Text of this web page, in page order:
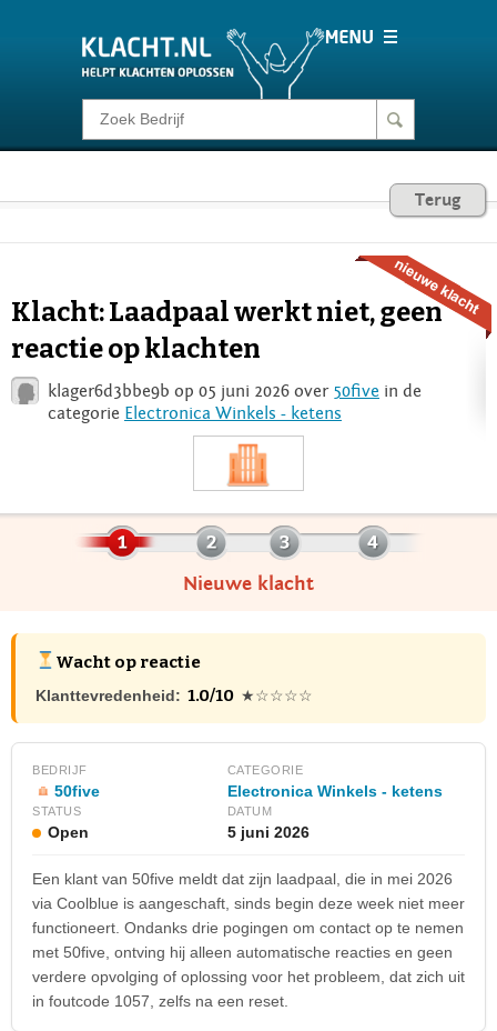
Klacht melden
Consumentenrecht
Voor Bedrijven
Login
Terug
Klacht: Laadpaal werkt niet, geen
reactie op klachten
klager6d3bbe9b op 05 juni 2026 over 50five in de
categorie Electronica Winkels - ketens
Nieuwe klacht
Wacht op reactie
Klanttevredenheid: 1.0/10 ★☆☆☆☆
BEDRIJF
50five
CATEGORIE
Electronica Winkels - ketens
STATUS
Open
DATUM
5 juni 2026
Een klant van 50five meldt dat zijn laadpaal, die in mei 2026
via Coolblue is aangeschaft, sinds begin deze week niet meer
functioneert. Ondanks drie pogingen om contact op te nemen
met 50five, ontving hij alleen automatische reacties en geen
verdere opvolging of oplossing voor het probleem, dat zich uit
in foutcode 1057, zelfs na een reset.